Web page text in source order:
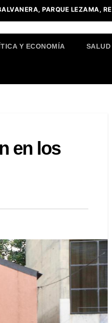
PARQUE LEZAMA,
Y ECONOMÍA
en los